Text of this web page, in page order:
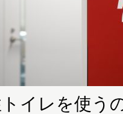
トイレを使う